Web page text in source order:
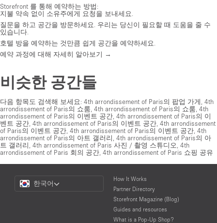
Storefront 를 통해 예약하는 방법:
지불 약속 없이 소유주에게 요청을 보내세요.
질문을 하고 공간을 방문하세요. 우리는 당신이 필요할 때 도움을 줄 수
있습니다.
호텔 방을 예약하는 것만큼 쉽게 공간을 예약하세요.
예약 과정에 대해 자세히 알아보기 →
비슷한 공간들
다음 항목도 검색해 보세요: 4th arrondissement of Paris의 팝업 가게 4th
arrondissement of Paris의 쇼룸 4th arrondissement of Paris의 쇼룸 4th
arrondissement of Paris의 이벤트 공간 4th arrondissement of Paris의 이
벤트 공간 4th arrondissement of Paris의 이벤트 공간 4th arrondissement
of Paris의 이벤트 공간 4th arrondissement of Paris의 이벤트 공간 4th
arrondissement of Paris의 아트 갤러리 4th arrondissement of Paris의 아
트 갤러리 4th arrondissement of Paris 사진 / 촬영 스튜디오 4th
arrondissement of Paris 회의 공간 4th arrondissement of Paris 쇼핑 공유
Choose
Language
한국어
How It Works
Partner Directory
Storefront Magazine (Blog)
Guides and resources
What is a Pop-Up Shop?